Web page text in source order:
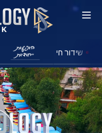
שידור חי